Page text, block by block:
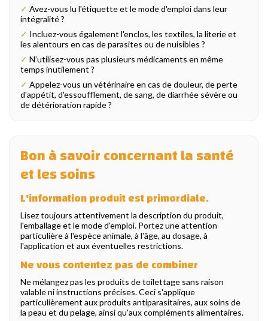
✓ Avez-vous lu l'étiquette et le mode d'emploi dans leur
intégralité ?
✓ Incluez-vous également l'enclos, les textiles, la literie et
les alentours en cas de parasites ou de nuisibles ?
✓ N’utilisez-vous pas plusieurs médicaments en même
temps inutilement ?
✓ Appelez-vous un vétérinaire en cas de douleur, de perte
d'appétit, d'essoufflement, de sang, de diarrhée sévère ou
de détérioration rapide ?
Bon à savoir concernant la santé
et les soins
L'information produit est primordiale.
Lisez toujours attentivement la description du produit,
l'emballage et le mode d'emploi. Portez une attention
particulière à l'espèce animale, à l'âge, au dosage, à
l'application et aux éventuelles restrictions.
Ne vous contentez pas de combiner
Ne mélangez pas les produits de toilettage sans raison
valable ni instructions précises. Ceci s'applique
particulièrement aux produits antiparasitaires, aux soins de
la peau et du pelage, ainsi qu'aux compléments alimentaires.